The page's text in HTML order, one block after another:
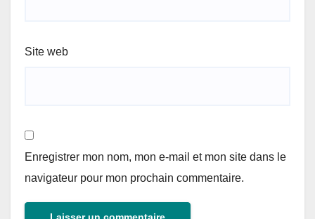
Site web
Enregistrer mon nom, mon e-mail et mon site dans le
navigateur pour mon prochain commentaire.